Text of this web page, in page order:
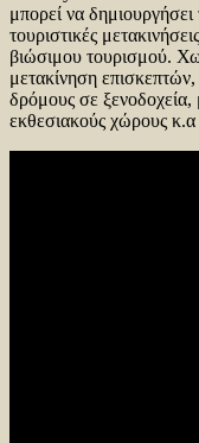
μπορεί να
τουριστικές
βιώσιμου τουρισμού.
μετακίνηση
δρόμους σε ξενοδοχεία,
εκθεσιακούς χώρους κ.α